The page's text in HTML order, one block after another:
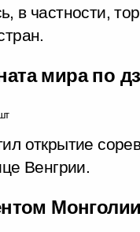
в частности,
мира по
открытие
Венгрии.